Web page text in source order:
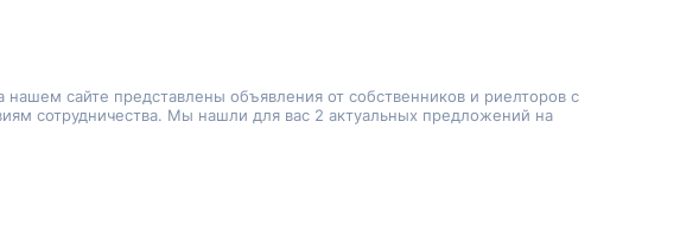
нашем сайте представлены объявления от собственников и риелторов с
сотрудничества. Мы нашли для вас 2 актуальных предложений на